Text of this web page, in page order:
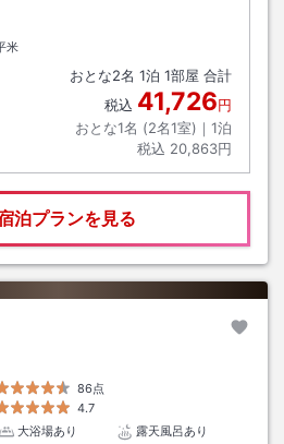
米
おとな2名 1泊 1部屋 合計
税込 41,726円
おとな1名 (2名1室)｜ 1泊
税込 20,863円
泊プランを見る
86点
4.7
大浴場あり
露天風呂あり